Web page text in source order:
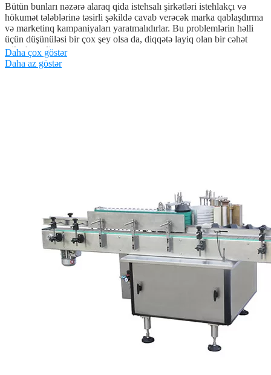
Bütün bunları nəzərə alaraq qida istehsalı şirkətləri istehlakçı və
hökumət tələblərinə təsirli şəkildə cavab verəcək marka qablaşdırma
və marketinq kampaniyaları yaratmalıdırlar. Bu problemlərin həlli
üçün düşünüləsi bir çox şey olsa da, diqqətə layiq olan bir cəhət
etiketləmədir.
İstər qida qablaşdırma prosesi asanlaşdırmaq üçün qida istehsalı ilə
karton kompozit qablar daxildir. İstehlakçı məlumatları və ya yüksək
keyfiyyətli şəffaf yazıları olan bir paketin, kompleks kitabça
etiketlərinin yenidən bağlanması üçün xüsusi etiketlərdən istifadə
etmək istəyirsinizsə, işə mükəmməl uyğunlaşdırılmış tətbiq
avadanlıqlarına ehtiyacınız var. Xüsusilə marka məhsulları bu cür
proseslər üçün ən yüksək dəqiqliyi tələb edir. Etiketləmə çətin
şərtlərdə baş verərsə, dəyişkən məlumatlarla nisbətən sadə etiketlərin
də tətbiqi çətin ola bilər.
Qida və içki sənayesində buna nəmli və soyuq səthlər, isti qablar və
ya hətta dondurulmuş məhsullar daxil ola bilər. İstifadəsi asanlığı və
geniş çeşiddə məhsulu işləmə qabiliyyəti ilə VKPAK etiketləmə
sistemləri qida və içki istehsalçılarının istənilən tələblərinə cavab
verə bilər. Sistemlər möhkəm və yüksək keyfiyyətli paslanmayan
poladdan hazırlanmışdır ki, bu da təmizlənməsini asanlaşdırır və
qida və içki sənayesinin tələblərinə cavab verir. Yazıcılar dəyişkən
Daha çox göstər
Daha az göstər